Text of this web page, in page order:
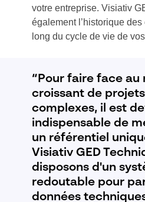
votre entreprise. Visiativ
également l’historique
long du cycle de vie de
“Pour faire face au
croissant de
complexes, il est
indispensable de
un référentiel
Visiativ GED
disposons d'un
redoutable pour
données